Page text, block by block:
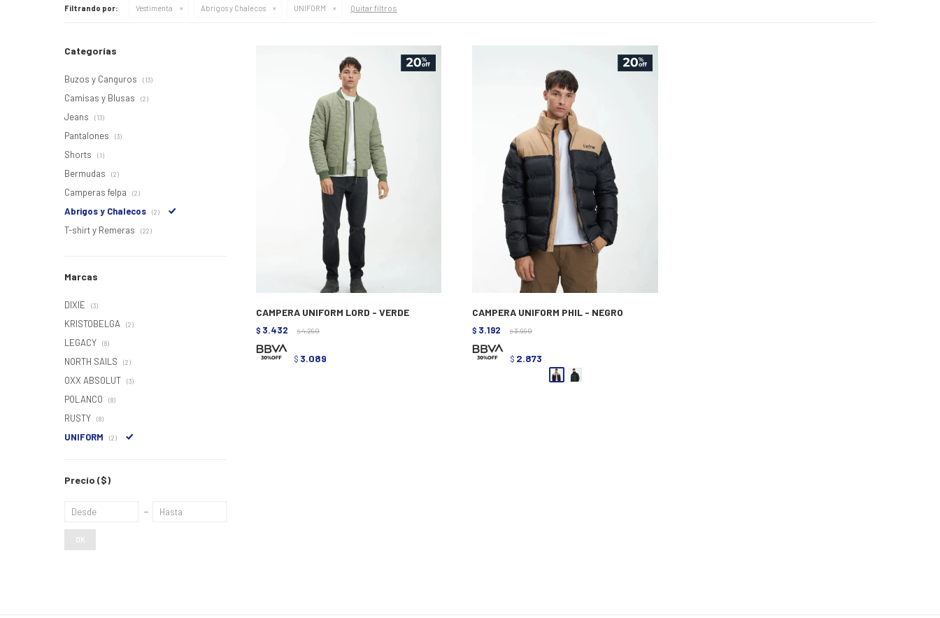
Filtrando por: Vestimenta Abrigos y Chalecos UNIFORM Quitar filtros
CAMPERA UNIFORM LORD - VERDE
$ 3.432 $ 4.290
$ 3.089
CAMPERA UNIFORM PHIL - NEGRO
$ 3.192 $ 3.990
$ 2.873
Categorías
Buzos y Canguros (13)
Camisas y Blusas (2)
Jeans (13)
Pantalones (3)
Shorts (1)
Bermudas (2)
Camperas felpa (2)
Abrigos y Chalecos (2)
T-shirt y Remeras (22)
Marcas
DIXIE (3)
KRISTOBELGA (2)
LEGACY (8)
NORTH SAILS (2)
OXX ABSOLUT (3)
POLANCO (8)
RUSTY (8)
UNIFORM (2)
Precio ($)
OK